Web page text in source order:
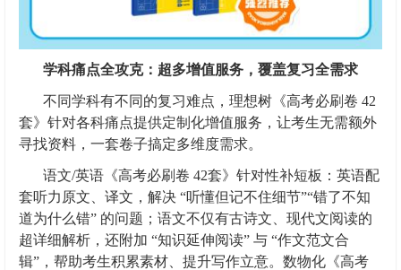
学科痛点全攻克：超多增值服务，覆盖复习全需求
不同学科有不同的复习难点，理想树《高考必刷卷 42
套》针对各科痛点提供定制化增值服务，让考生无需额外
寻找资料，一套卷子搞定多维度需求。
语文/英语《高考必刷卷 42套》针对性补短板：英语配
套听力原文、译文，解决 “听懂但记不住细节”“错了不知
道为什么错” 的问题；语文不仅有古诗文、现代文阅读的
超详细解析，还附加 “知识延伸阅读” 与 “作文范文合
辑”，帮助考生积累素材、提升写作立意。数物化《高考